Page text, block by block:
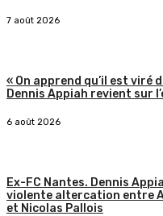
7 août 2026
« On apprend qu’il est viré
Dennis Appiah revient sur
6 août 2026
Ex-FC Nantes. Dennis
violente altercation entre
et Nicolas Pallois